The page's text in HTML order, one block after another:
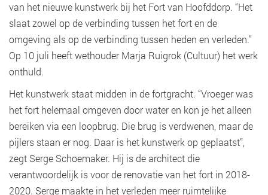
van het nieuwe kunstwerk bij het Fort van Hoofddorp. “Het
slaat zowel op de verbinding tussen het fort en de
omgeving als op de verbinding tussen heden en verleden.”
Op 10 juli heeft wethouder Marja Ruigrok (Cultuur) het werk
onthuld.
Het kunstwerk staat midden in de fortgracht. “Vroeger was
het fort helemaal omgeven door water en kon je het alleen
bereiken via een loopbrug. Die brug is verdwenen, maar de
pijlers staan er nog. Daar is het kunstwerk op geplaatst”,
zegt Serge Schoemaker. Hij is de architect die
verantwoordelijk is voor de renovatie van het fort in 2018-
2020. Serge maakte in het verleden meer ruimtelijke